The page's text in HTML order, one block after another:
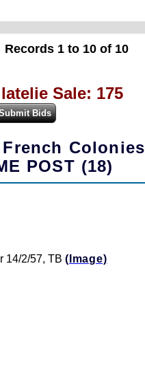
Records 1 to 10 of 10
Sale: 175
Colonies
POST (18)
14/2/57, TB (Image)